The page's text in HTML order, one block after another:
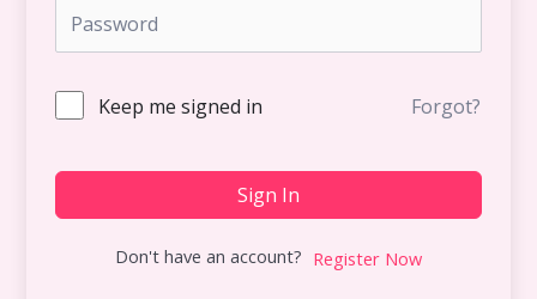
Keep me signed in Forgot?
Sign In
Don't have an account? Register Now